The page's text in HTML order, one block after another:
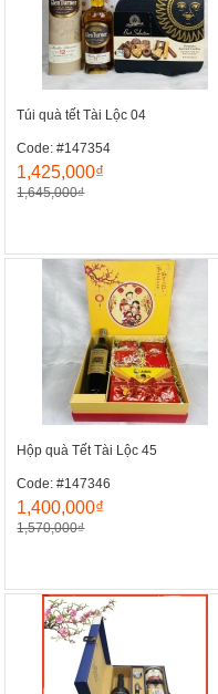
Túi quà tết Tài Lộc 04
Code: #147354
1,425,000₫
1,645,000₫
Hộp quà Tết Tài Lộc 45
Code: #147346
1,400,000₫
1,570,000₫